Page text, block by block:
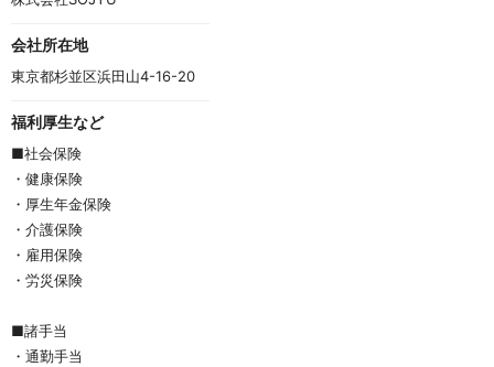
会社所在地
東京都杉並区浜田山4-16-20
福利厚生など
■社会保険
・健康保険
・厚生年金保険
・介護保険
・雇用保険
・労災保険
■諸手当
・通勤手当